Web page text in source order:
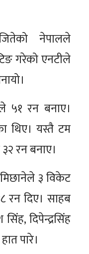
नेपालले
गरेको एनटीले
५१ रन बनाए।
थिए। यस्तै टम
रन बनाए।
३ विकेट
रन दिए। साहब
दिपेन्द्रसिंह
पारे।